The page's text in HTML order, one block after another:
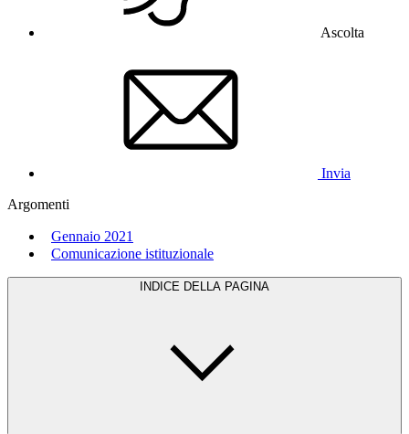
Ascolta
Invia
Argomenti
Gennaio 2021
Comunicazione istituzionale
INDICE DELLA PAGINA